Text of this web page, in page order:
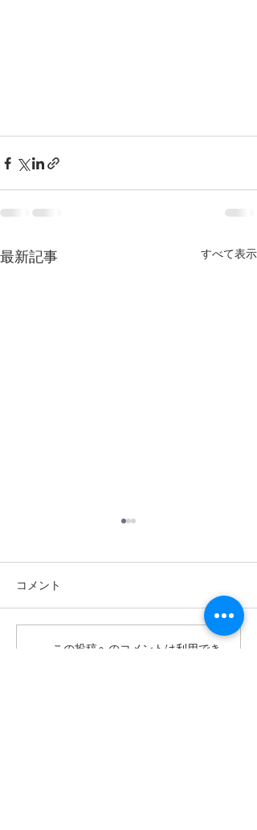
最新記事 すべて表示
１学年普通科の合唱コン
コメント
この投稿へのコメントは利用でき